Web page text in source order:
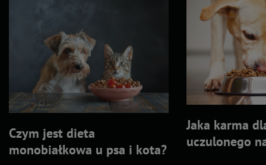
Czym jest dieta
monobiałkowa u psa i kota?
Jaka karma
uczulonego